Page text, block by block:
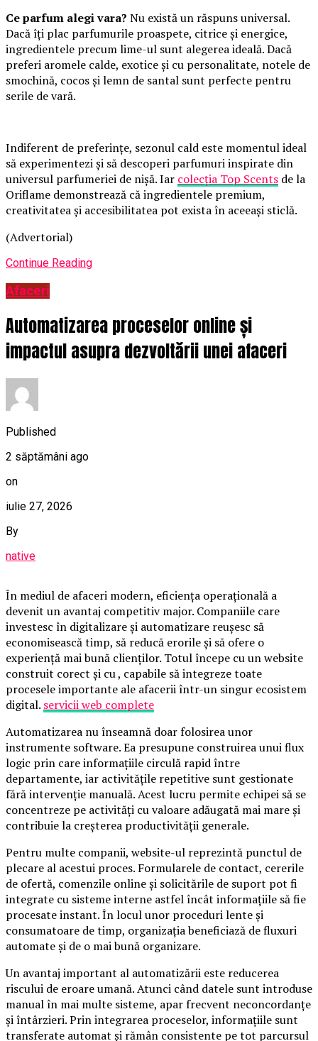
Ce parfum alegi vara? Nu există un răspuns universal.
Dacă îți plac parfumurile proaspete, citrice și energice,
ingredientele precum lime-ul sunt alegerea ideală. Dacă
preferi aromele calde, exotice și cu personalitate, notele de
smochină, cocos și lemn de santal sunt perfecte pentru
serile de vară.
Indiferent de preferințe, sezonul cald este momentul ideal
să experimentezi și să descoperi parfumuri inspirate din
universul parfumeriei de nișă. Iar colecția Top Scents de la
Oriflame demonstrează că ingredientele premium,
creativitatea și accesibilitatea pot exista în aceeași sticlă.
(Advertorial)
Continue Reading
Afaceri
Automatizarea proceselor online și
impactul asupra dezvoltării unei afaceri
Published
2 săptămâni ago
on
iulie 27, 2026
By
native
În mediul de afaceri modern, eficiența operațională a
devenit un avantaj competitiv major. Companiile care
investesc în digitalizare și automatizare reușesc să
economisească timp, să reducă erorile și să ofere o
experiență mai bună clienților. Totul începe cu un website
construit corect și cu , capabile să integreze toate
procesele importante ale afacerii într-un singur ecosistem
digital. servicii web complete
Automatizarea nu înseamnă doar folosirea unor
instrumente software. Ea presupune construirea unui flux
logic prin care informațiile circulă rapid între
departamente, iar activitățile repetitive sunt gestionate
fără intervenție manuală. Acest lucru permite echipei să se
concentreze pe activități cu valoare adăugată mai mare și
contribuie la creșterea productivității generale.
Pentru multe companii, website-ul reprezintă punctul de
plecare al acestui proces. Formularele de contact, cererile
de ofertă, comenzile online și solicitările de suport pot fi
integrate cu sisteme interne astfel încât informațiile să fie
procesate instant. În locul unor proceduri lente și
consumatoare de timp, organizația beneficiază de fluxuri
automate și de o mai bună organizare.
Un avantaj important al automatizării este reducerea
riscului de eroare umană. Atunci când datele sunt introduse
manual în mai multe sisteme, apar frecvent neconcordanțe
și întârzieri. Prin integrarea proceselor, informațiile sunt
transferate automat și rămân consistente pe tot parcursul